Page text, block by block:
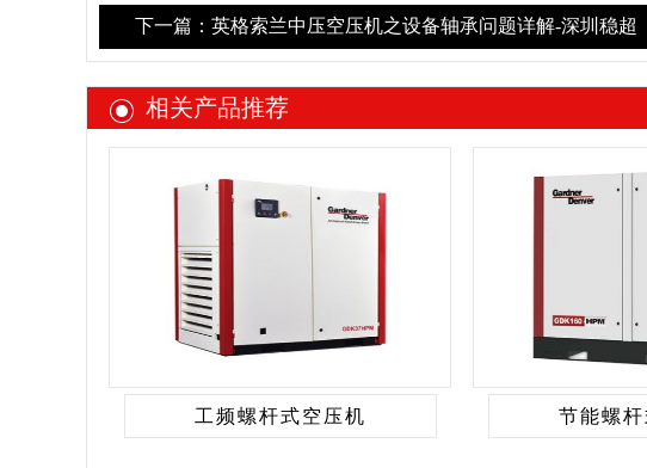
下一篇：英格索兰中压空压机之设备轴承问题详解-深圳稳超
相关产品推荐
工频螺杆式空压机 节能螺